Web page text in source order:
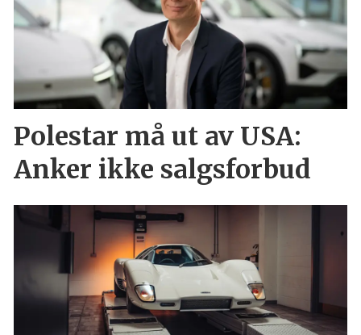
Polestar må ut av USA:
Anker ikke salgsforbud